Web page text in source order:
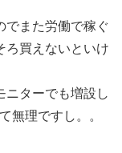
でまた労働で稼ぐ
ろ買えないといけ
ニターでも増設し
無理ですし。。